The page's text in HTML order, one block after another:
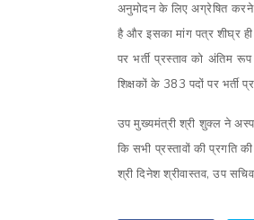
अनुमोदन के लिए अग्रेषित करने
है और इसका मांग पत्र शीघ्र ही
पर भर्ती प्रस्ताव को अंतिम
शिक्षकों के 383 पदों पर भर्ती
उप मुख्यमंत्री श्री शुक्ल ने
कि सभी प्रस्तावों की प्रगति
श्री दिनेश श्रीवास्तव, उप